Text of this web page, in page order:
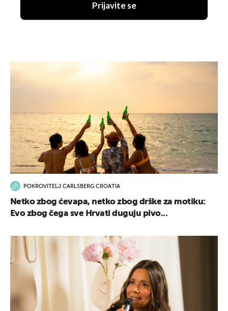
Prijavite se
POKROVITELJ CARLSBERG CROATIA
Netko zbog ćevapa, netko zbog drške za motiku:
Evo zbog čega sve Hrvati duguju pivo...